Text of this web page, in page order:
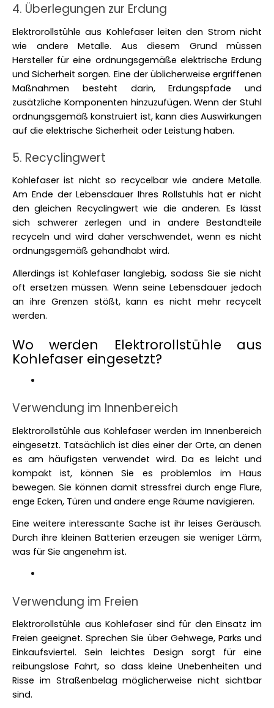
4. Überlegungen zur Erdung
Elektrorollstühle aus Kohlefaser leiten den Strom nicht
wie andere Metalle. Aus diesem Grund müssen
Hersteller für eine ordnungsgemäße elektrische Erdung
und Sicherheit sorgen. Eine der üblicherweise ergriffenen
Maßnahmen besteht darin, Erdungspfade und
zusätzliche Komponenten hinzuzufügen. Wenn der Stuhl
ordnungsgemäß konstruiert ist, kann dies Auswirkungen
auf die elektrische Sicherheit oder Leistung haben.
5. Recyclingwert
Kohlefaser ist nicht so recycelbar wie andere Metalle.
Am Ende der Lebensdauer Ihres Rollstuhls hat er nicht
den gleichen Recyclingwert wie die anderen. Es lässt
sich schwerer zerlegen und in andere Bestandteile
recyceln und wird daher verschwendet, wenn es nicht
ordnungsgemäß gehandhabt wird.
Allerdings ist Kohlefaser langlebig, sodass Sie sie nicht
oft ersetzen müssen. Wenn seine Lebensdauer jedoch
an ihre Grenzen stößt, kann es nicht mehr recycelt
werden.
Wo werden Elektrorollstühle aus
Kohlefaser eingesetzt?
Verwendung im Innenbereich
Elektrorollstühle aus Kohlefaser werden im Innenbereich
eingesetzt. Tatsächlich ist dies einer der Orte, an denen
es am häufigsten verwendet wird. Da es leicht und
kompakt ist, können Sie es problemlos im Haus
bewegen. Sie können damit stressfrei durch enge Flure,
enge Ecken, Türen und andere enge Räume navigieren.
Eine weitere interessante Sache ist ihr leises Geräusch.
Durch ihre kleinen Batterien erzeugen sie weniger Lärm,
was für Sie angenehm ist.
Verwendung im Freien
Elektrorollstühle aus Kohlefaser sind für den Einsatz im
Freien geeignet. Sprechen Sie über Gehwege, Parks und
Einkaufsviertel. Sein leichtes Design sorgt für eine
reibungslose Fahrt, so dass kleine Unebenheiten und
Risse im Straßenbelag möglicherweise nicht sichtbar
sind.